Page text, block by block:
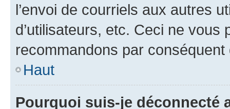
l’envoi de courriels aux autres
d’utilisateurs, etc. Ceci ne vous
recommandons par conséquent
Haut
Pourquoi suis-je déconnecté